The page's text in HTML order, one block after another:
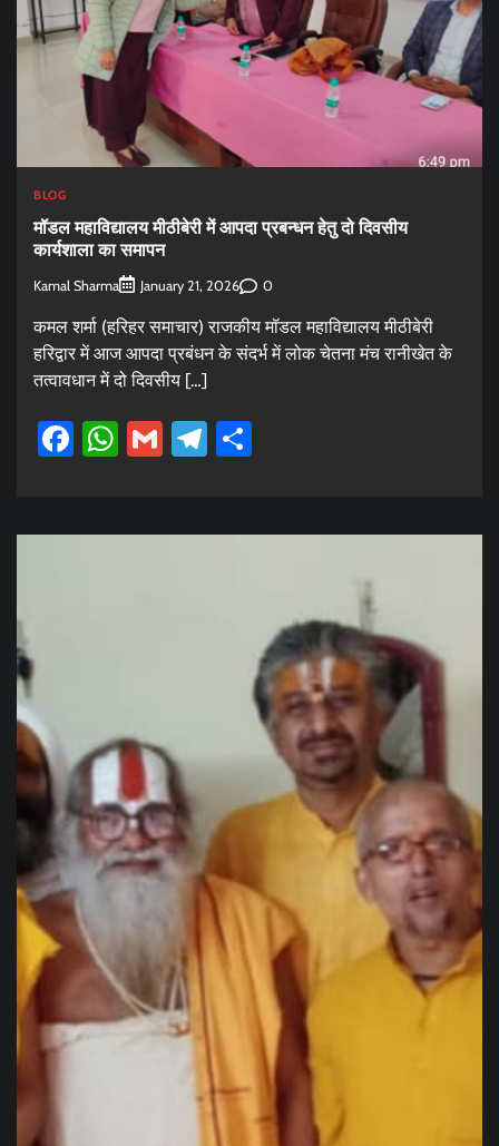
BLOG
मॉडल महाविद्यालय मीठीबेरी में आपदा प्रबन्धन हेतु दो दिवसीय
कार्यशाला का समापन
Kamal Sharma January 21, 2026 0
कमल शर्मा (हरिहर समाचार) राजकीय मॉडल महाविद्यालय मीठीबेरी
हरिद्वार में आज आपदा प्रबंधन के संदर्भ में लोक चेतना मंच रानीखेत के
तत्वावधान में दो दिवसीय […]
Facebook
WhatsApp
GmailTelegram